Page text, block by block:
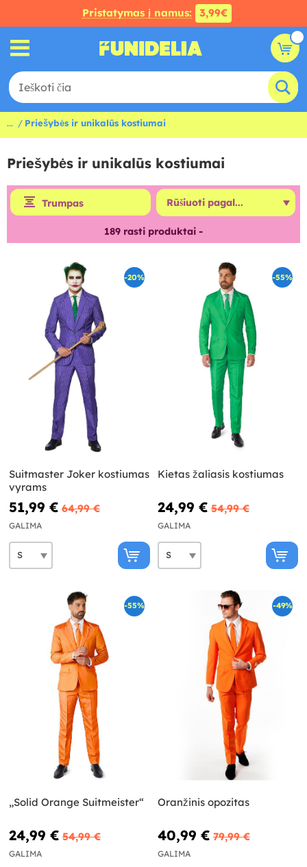
Pristatymas į namus: 3,99€
... Priešybės ir unikalūs kostiumai
Priešybės ir unikalūs kostiumai
Trumpas
189 rasti produktai -
-20%
Suitmaster Joker kostiumas
vyrams
51,99 € 64,99 €
GALIMA
-55%
Kietas žaliasis kostiumas
24,99 € 54,99 €
GALIMA
-55%
„Solid Orange Suitmeister“
24,99 € 54,99 €
GALIMA
-49%
Oranžinis opozitas
40,99 € 79,99 €
GALIMA